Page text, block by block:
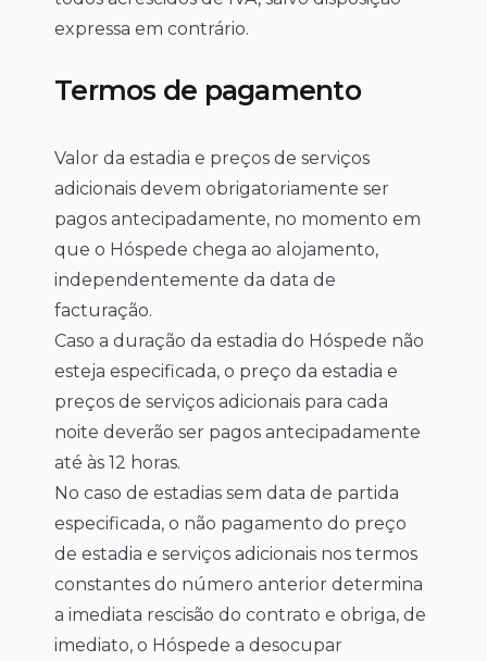
expressa em contrário.
Termos de pagamento
Valor da estadia e preços de serviços
adicionais devem obrigatoriamente ser
pagos antecipadamente, no momento em
que o Hóspede chega ao alojamento,
independentemente da data de
facturação.
Caso a duração da estadia do Hóspede não
esteja especificada, o preço da estadia e
preços de serviços adicionais para cada
noite deverão ser pagos antecipadamente
até às 12 horas.
No caso de estadias sem data de partida
especificada, o não pagamento do preço
de estadia e serviços adicionais nos termos
constantes do número anterior determina
a imediata rescisão do contrato e obriga, de
imediato, o Hóspede a desocupar